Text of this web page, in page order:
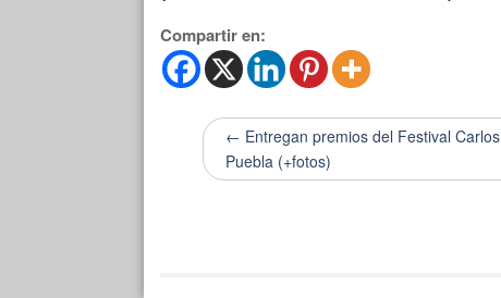
Compartir en:
← Entregan premios del Festival Carlos
Puebla (+fotos)